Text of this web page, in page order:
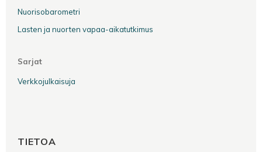
Nuorisobarometri
Lasten ja nuorten vapaa-aikatutkimus
Sarjat
Verkkojulkaisuja
TIETOA